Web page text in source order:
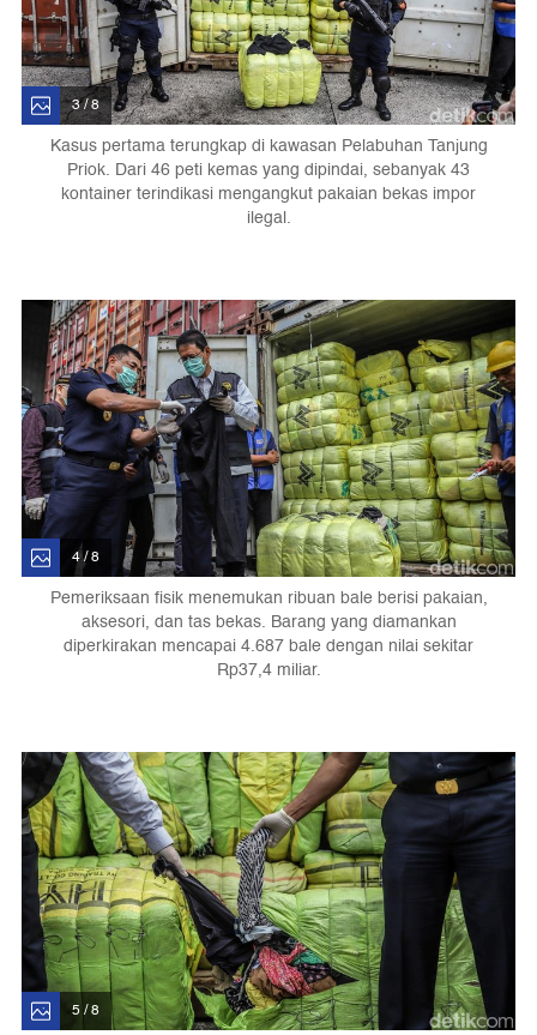
3 / 8
Kasus pertama terungkap di kawasan Pelabuhan Tanjung
Priok. Dari 46 peti kemas yang dipindai, sebanyak 43
kontainer terindikasi mengangkut pakaian bekas impor
ilegal.
4 / 8
Pemeriksaan fisik menemukan ribuan bale berisi pakaian,
aksesori, dan tas bekas. Barang yang diamankan
diperkirakan mencapai 4.687 bale dengan nilai sekitar
Rp37,4 miliar.
5 / 8